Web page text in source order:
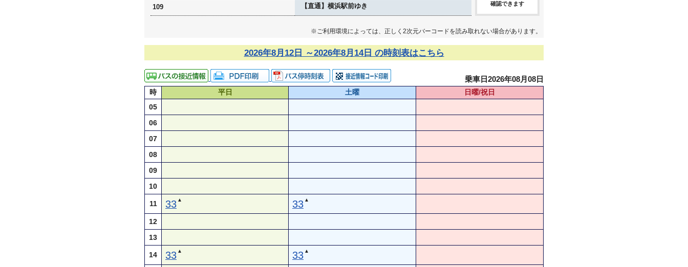
109 【直通】横浜駅前ゆき
確認できます
※ご利用環境によっては、正しく2次元バーコードを読み取れない場合があります。
2026年8月12日 ～2026年8月14日 の時刻表はこちら
乗車日2026年08月08日
時 平日 土曜
日曜/祝日
05
06
07
08
09
10
11 33 ▲ 33 ▲
12
13
14 33 ▲ 33 ▲